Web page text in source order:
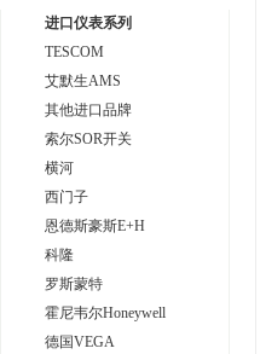
进口仪表系列
TESCOM
艾默生AMS
其他进口品牌
索尔SOR开关
横河
西门子
恩德斯豪斯E+H
科隆
罗斯蒙特
霍尼韦尔Honeywell
德国VEGA